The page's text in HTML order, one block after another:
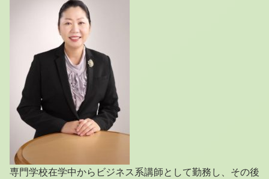
専門学校在学中からビジネス系講師として勤務し、その後